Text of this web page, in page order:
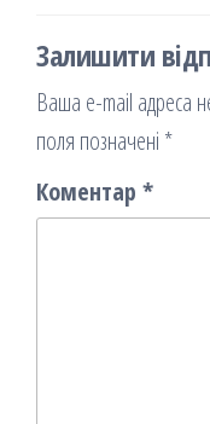
Залишити
Ваша e-mail адреса
поля позначені *
Коментар *